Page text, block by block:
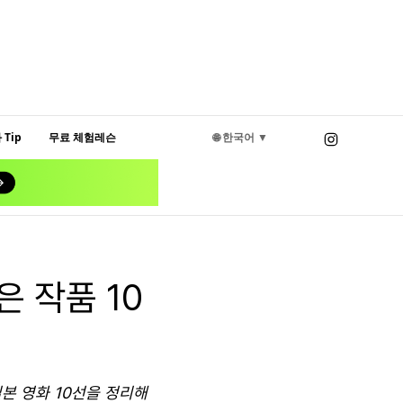
Tip 무료 체험레슨 🌐 한국어 ▼
작품 10
영화 10선을 정리해